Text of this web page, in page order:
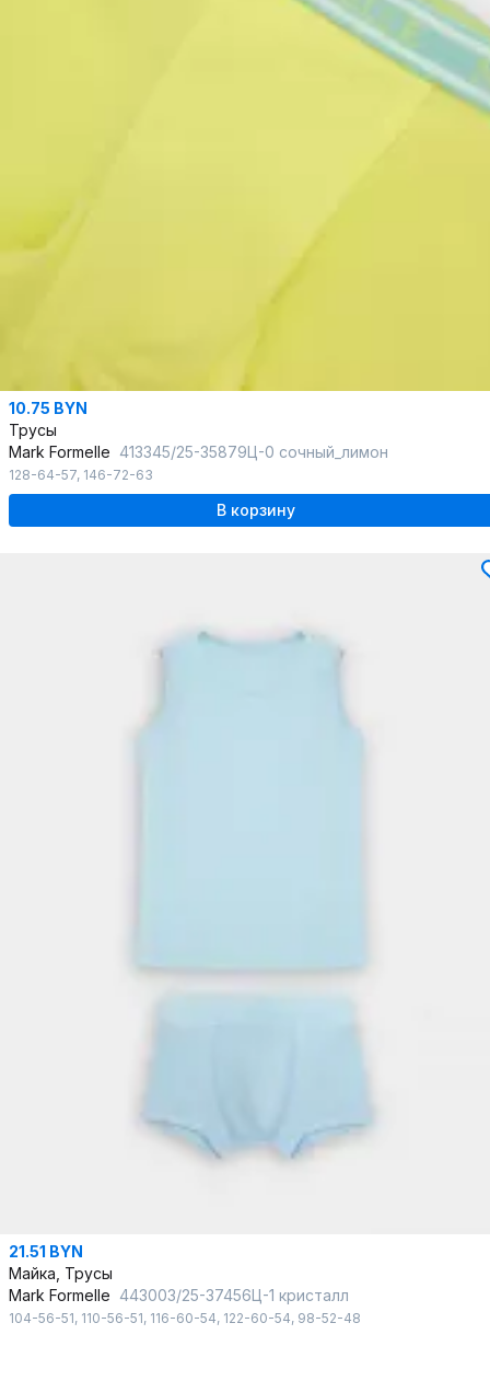
10.75 BYN
Трусы
Mark Formelle 413345/25-35879Ц-0 сочный_лимон
128-64-57, 146-72-63
В корзину
21.51 BYN
Майка, Трусы
Mark Formelle 443003/25-37456Ц-1 кристалл
104-56-51, 110-56-51, 116-60-54, 122-60-54, 98-52-48